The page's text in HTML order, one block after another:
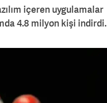
içeren uygulamalar
4.8 milyon kişi indirdi.